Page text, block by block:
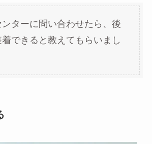
ンターに問い合わせたら、後
できると教えてもらいまし